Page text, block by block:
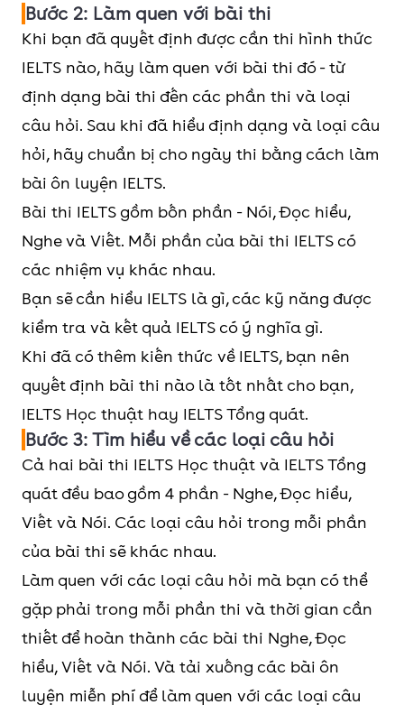
Bước 2: Làm quen với bài thi
Khi bạn đã quyết định được cần thi hình thức
IELTS nào, hãy làm quen với bài thi đó - từ
định dạng bài thi đến các phần thi và loại
câu hỏi. Sau khi đã hiểu định dạng và loại câu
hỏi, hãy chuẩn bị cho ngày thi bằng cách làm
bài ôn luyện IELTS.
Bài thi IELTS gồm bốn phần - Nói, Đọc hiểu,
Nghe và Viết. Mỗi phần của bài thi IELTS có
các nhiệm vụ khác nhau.
Bạn sẽ cần hiểu IELTS là gì, các kỹ năng được
kiểm tra và kết quả IELTS có ý nghĩa gì.
Khi đã có thêm kiến thức về IELTS, bạn nên
quyết định bài thi nào là tốt nhất cho bạn,
IELTS Học thuật hay IELTS Tổng quát.
Bước 3: Tìm hiểu về các loại câu hỏi
Cả hai bài thi IELTS Học thuật và IELTS Tổng
quát đều bao gồm 4 phần - Nghe, Đọc hiểu,
Viết và Nói. Các loại câu hỏi trong mỗi phần
của bài thi sẽ khác nhau.
Làm quen với các loại câu hỏi mà bạn có thể
gặp phải trong mỗi phần thi và thời gian cần
thiết để hoàn thành các bài thi Nghe, Đọc
hiểu, Viết và Nói. Và tải xuống các bài ôn
luyện miễn phí để làm quen với các loại câu